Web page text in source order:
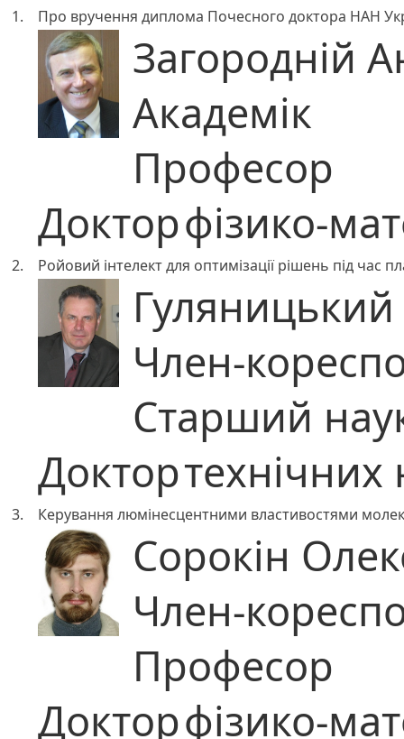
1. Про вручення диплома Почесного доктора НАН
Загородній
Академік
Професор
Докторфізико-
2. Ройовий інтелект для оптимізації рішень під час
Член-
Старший
Доктортехнічних
3. Керування люмінесцентними властивостями
Сорокін
Член-
Професор
Докторфізико-